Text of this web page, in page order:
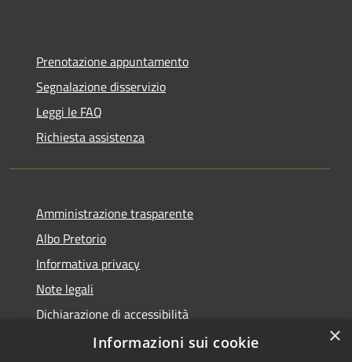
Prenotazione appuntamento
Segnalazione disservizio
Leggi le FAQ
Richiesta assistenza
Amministrazione trasparente
Albo Pretorio
Informativa privacy
Note legali
Dichiarazione di accessibilità
×
Informazioni sui cookie